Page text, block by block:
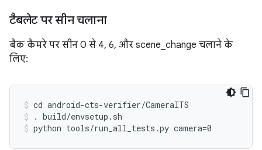
टैबलेट पर सीन चलाना
बैक कैमरे पर सीन 0 से 4, 6, और scene_change चलाने के
लिए:
cd android-cts-verifier/CameraITS
. build/envsetup.sh
python tools/run_all_tests.py camera=0